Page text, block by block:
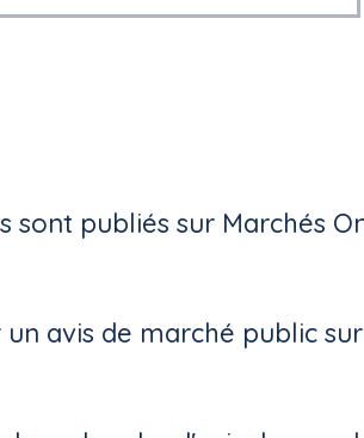
sont publiés sur Marchés
avis de marché public